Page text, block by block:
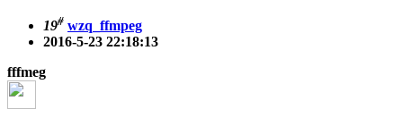
19# wzq_ffmpeg
2016-5-23 22:18:13
fffmeg